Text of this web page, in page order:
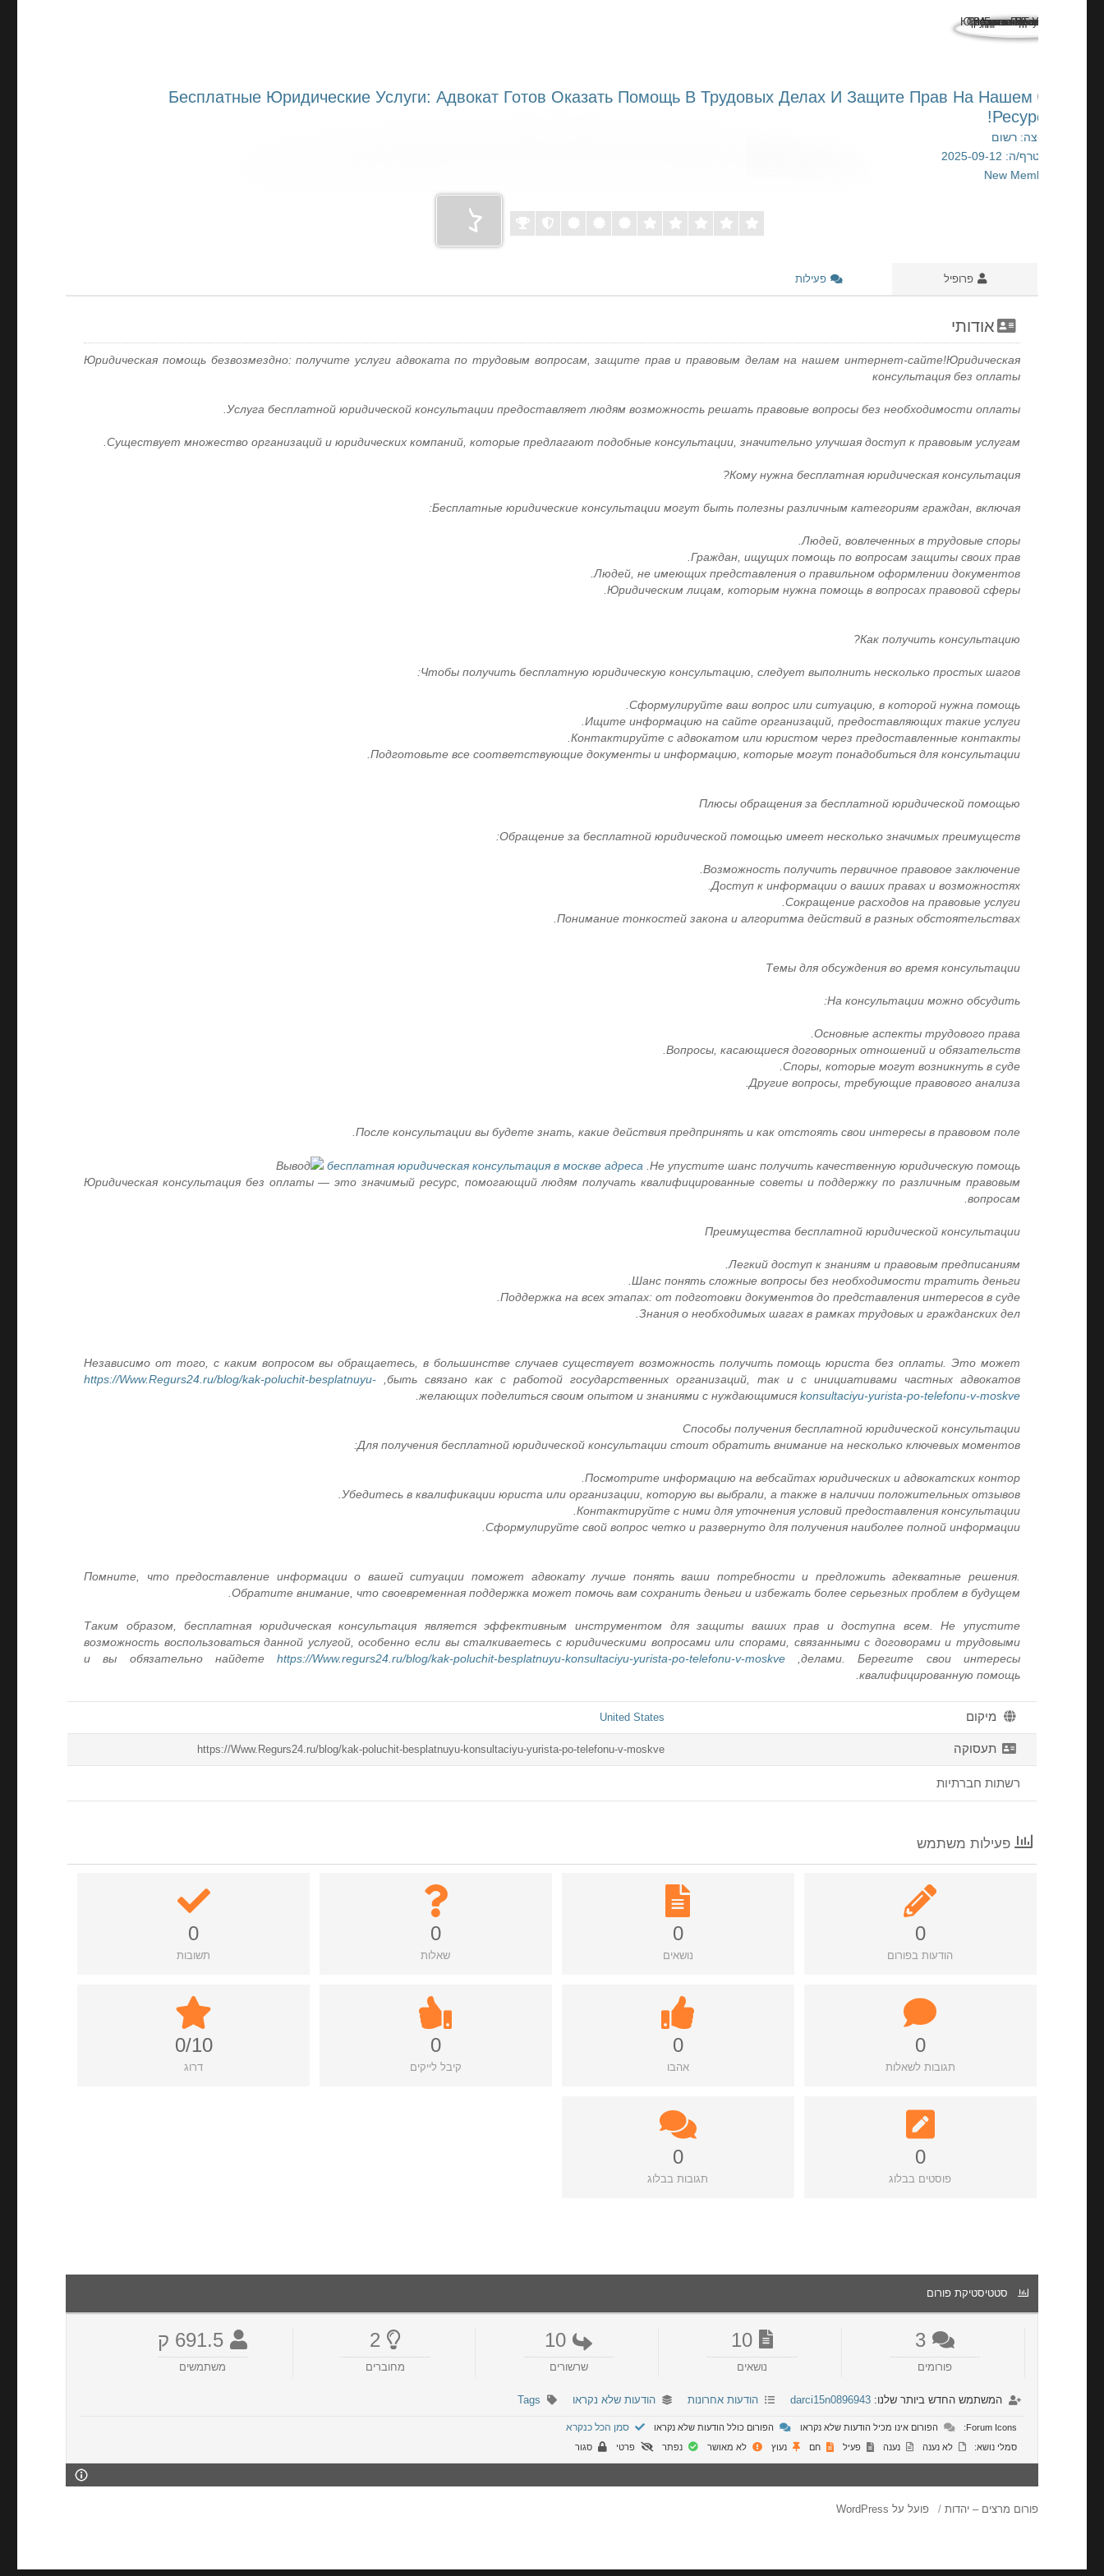
Бесплатные Юридические Услуги: Адвокат Готов Оказать Помощь В Трудовых Делах И Защите Прав На Нашем
Ресурсе!
קבוצה: רשום
הצטרף/ה: 2025-09-12
New Member
פרופיל פעילות
אודותי
Юридическая помощь безвозмездно: получите услуги адвоката по трудовым вопросам, защите прав и правовым делам на нашем интернет-сайте!Юридическая
консультация без оплаты
Услуга бесплатной юридической консультации предоставляет людям возможность решать правовые вопросы без необходимости оплаты.
Существует множество организаций и юридических компаний, которые предлагают подобные консультации, значительно улучшая доступ к правовым услугам.
Кому нужна бесплатная юридическая консультация?
Бесплатные юридические консультации могут быть полезны различным категориям граждан, включая:
Людей, вовлеченных в трудовые споры.
Граждан, ищущих помощь по вопросам защиты своих прав.
Людей, не имеющих представления о правильном оформлении документов.
Юридическим лицам, которым нужна помощь в вопросах правовой сферы.
Как получить консультацию?
Чтобы получить бесплатную юридическую консультацию, следует выполнить несколько простых шагов:
Сформулируйте ваш вопрос или ситуацию, в которой нужна помощь.
Ищите информацию на сайте организаций, предоставляющих такие услуги.
Контактируйте с адвокатом или юристом через предоставленные контакты.
Подготовьте все соответствующие документы и информацию, которые могут понадобиться для консультации.
Плюсы обращения за бесплатной юридической помощью
Обращение за бесплатной юридической помощью имеет несколько значимых преимуществ:
Возможность получить первичное правовое заключение.
Доступ к информации о ваших правах и возможностях.
Сокращение расходов на правовые услуги.
Понимание тонкостей закона и алгоритма действий в разных обстоятельствах.
Темы для обсуждения во время консультации
На консультации можно обсудить:
Основные аспекты трудового права.
Вопросы, касающиеся договорных отношений и обязательств.
Споры, которые могут возникнуть в суде.
Другие вопросы, требующие правового анализа.
После консультации вы будете знать, какие действия предпринять и как отстоять свои интересы в правовом поле.
Не упустите шанс получить качественную юридическую помощь.
бесплатная юридическая консультация в москве адреса
Вывод
Юридическая консультация без оплаты — это значимый ресурс, помогающий людям получать квалифицированные советы и поддержку по различным правовым
вопросам.
Преимущества бесплатной юридической консультации
Легкий доступ к знаниям и правовым предписаниям.
Шанс понять сложные вопросы без необходимости тратить деньги.
Поддержка на всех этапах: от подготовки документов до представления интересов в суде.
Знания о необходимых шагах в рамках трудовых и гражданских дел.
Независимо от того, с каким вопросом вы обращаетесь, в большинстве случаев существует возможность получить помощь юриста без оплаты. Это может
быть связано как с работой государственных организаций, так и с инициативами частных адвокатов,
https://Www.Regurs24.ru/blog/kak-poluchit-besplatnuyu-
konsultaciyu-yurista-po-telefonu-v-moskve
желающих поделиться своим опытом и знаниями с нуждающимися.
Способы получения бесплатной юридической консультации
Для получения бесплатной юридической консультации стоит обратить внимание на несколько ключевых моментов:
Посмотрите информацию на вебсайтах юридических и адвокатских контор.
Убедитесь в квалификации юриста или организации, которую вы выбрали, а также в наличии положительных отзывов.
Контактируйте с ними для уточнения условий предоставления консультации.
Сформулируйте свой вопрос четко и развернуто для получения наиболее полной информации.
Помните, что предоставление информации о вашей ситуации поможет адвокату лучше понять ваши потребности и предложить адекватные решения.
Обратите внимание, что своевременная поддержка может помочь вам сохранить деньги и избежать более серьезных проблем в будущем.
Таким образом, бесплатная юридическая консультация является эффективным инструментом для защиты ваших прав и доступна всем. Не упустите
возможность воспользоваться данной услугой, особенно если вы сталкиваетесь с юридическими вопросами или спорами, связанными с договорами и трудовыми
делами. Берегите свои интересы,
https://Www.regurs24.ru/blog/kak-poluchit-besplatnuyu-konsultaciyu-yurista-po-telefonu-v-moskve
и вы обязательно найдете
квалифицированную помощь.
מיקום United States
תעסוקה https://Www.Regurs24.ru/blog/kak-poluchit-besplatnuyu-konsultaciyu-yurista-po-telefonu-v-moskve
רשתות חברתיות
פעילות משתמש
0
הודעות בפורום
0
נושאים
0
שאלות
0
תשובות
0
תגובות לשאלות
0
אהבו
0
קיבל לייקים
0/10
דרוג
0
פוסטים בבלוג
0
תגובות בבלוג
סטטיסטיקת פורום
3
פורומים
10
נושאים
10
שרשורים
2
מחוברים
691.5 ק
משתמשים
המשתמש החדש ביותר שלנו:darci15n0896943 הודעות אחרונות הודעות שלא נקראו Tags
Forum Icons: הפורום אינו מכיל הודעות שלא נקראו הפורום כולל הודעות שלא נקראו סמן הכל כנקרא
סמלי נושא: לא נענה נענה פעיל חם נעוץ לא מאושר נפתר פרטי סגור
פורום מרצים – יהדות פועל על WordPress